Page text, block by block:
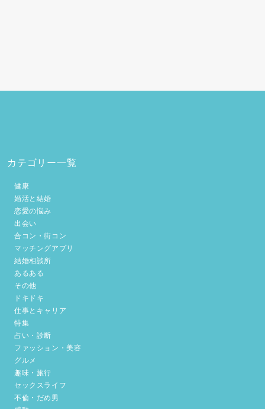
カテゴリー一覧
健康
婚活と結婚
恋愛の悩み
出会い
合コン・街コン
マッチングアプリ
結婚相談所
あるある
その他
ドキドキ
仕事とキャリア
特集
占い・診断
ファッション・美容
グルメ
趣味・旅行
セックスライフ
不倫・だめ男